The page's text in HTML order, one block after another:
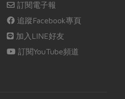
訂閱電子報
追蹤Facebook專頁
加入LINE好友
訂閱YouTube頻道